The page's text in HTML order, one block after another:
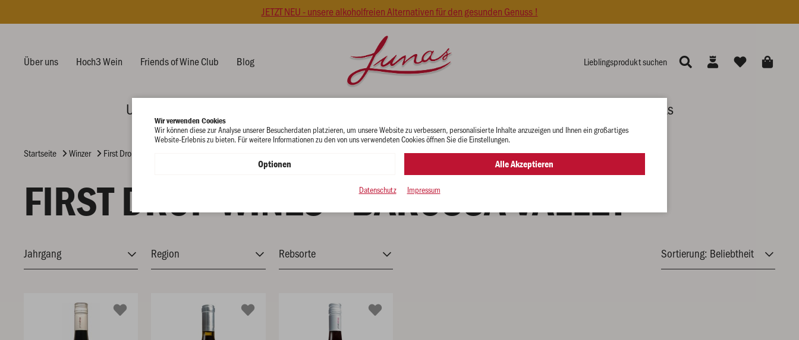
JETZT NEU - unsere alkoholfreien Alternativen für den gesunden Genuss !
Über uns Hoch3 Wein Friends of Wine Club Blog
Unsere Weine Gutscheine & Sets
Startseite Winzer First Drop Wines - Barossa Valley
FIRST DROP WINES - BAROSSA VALLEY
Wir verwenden Cookies
Wir können diese zur Analyse unserer Besucherdaten platzieren, um unsere Website zu verbessern, personalisierte Inhalte anzuzeigen und Ihnen ein großartiges
Website-Erlebnis zu bieten. Für weitere Informationen zu den von uns verwendeten Cookies öffnen Sie die Einstellungen.
Optionen Alle Akzeptieren
Datenschutz Impressum